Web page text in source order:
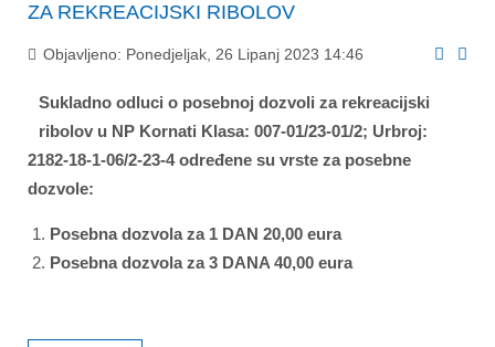
ZA REKREACIJSKI RIBOLOV
Objavljeno: Ponedjeljak, 26 Lipanj 2023 14:46
Sukladno odluci o posebnoj dozvoli za rekreacijski
ribolov u NP Kornati Klasa: 007-01/23-01/2; Urbroj:
2182-18-1-06/2-23-4 određene su vrste za posebne
dozvole:
Posebna dozvola za 1 DAN 20,00 eura
Posebna dozvola za 3 DANA 40,00 eura